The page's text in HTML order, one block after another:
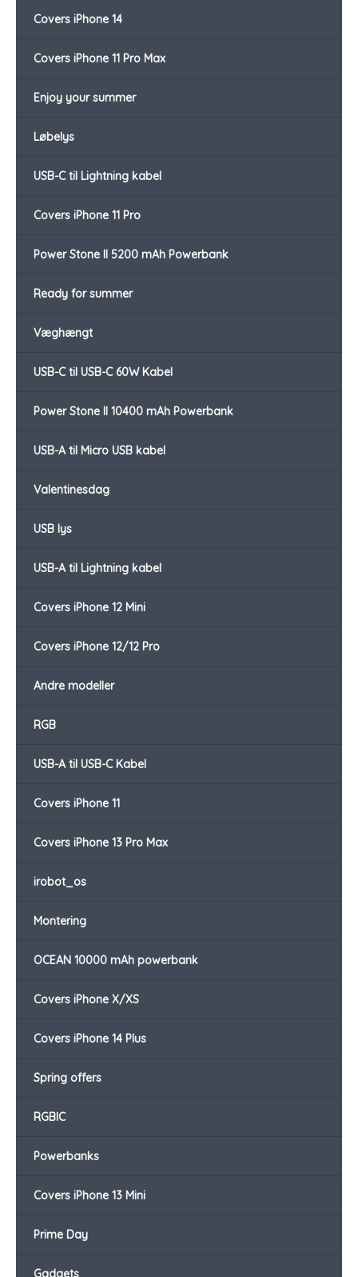
Covers iPhone 14
Covers iPhone 11 Pro Max
Enjoy your summer
Løbelys
USB-C til Lightning kabel
Covers iPhone 11 Pro
Power Stone II 5200 mAh Powerbank
Ready for summer
Væghængt
USB-C til USB-C 60W Kabel
Power Stone II 10400 mAh Powerbank
USB-A til Micro USB kabel
Valentinesdag
USB lys
USB-A til Lightning kabel
Covers iPhone 12 Mini
Covers iPhone 12/12 Pro
Andre modeller
RGB
USB-A til USB-C Kabel
Covers iPhone 11
Covers iPhone 13 Pro Max
irobot_os
Montering
OCEAN 10000 mAh powerbank
Covers iPhone X/XS
Covers iPhone 14 Plus
Spring offers
RGBIC
Powerbanks
Covers iPhone 13 Mini
Prime Day
Gadgets